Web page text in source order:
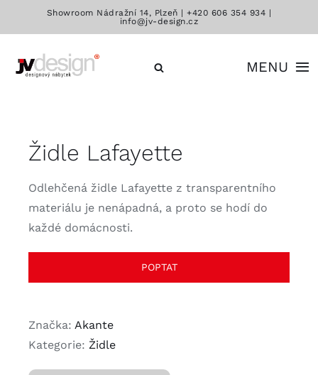
PřeskočitShowroom Nádražní 14, Plzeň |+420 606 354 934 |
info@jv-design.cz
MENU
Značky
Kontakt
Židle Lafayette
Odlehčená židle Lafayette z transparentního
materiálu je nenápadná, a proto se hodí do
každé domácnosti.
POPTAT
Značka: Akante
Kategorie: Židle